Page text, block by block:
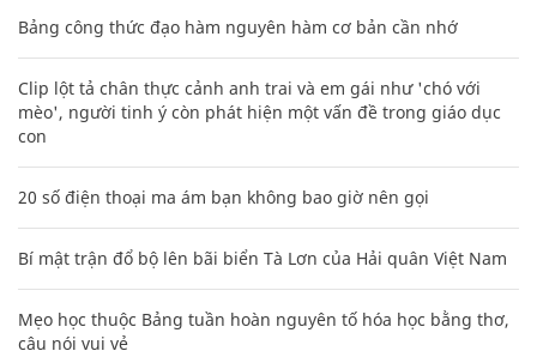
Bảng công thức đạo hàm nguyên hàm cơ bản cần nhớ
Clip lột tả chân thực cảnh anh trai và em gái như 'chó với
mèo', người tinh ý còn phát hiện một vấn đề trong giáo dục
con
20 số điện thoại ma ám bạn không bao giờ nên gọi
Bí mật trận đổ bộ lên bãi biển Tà Lơn của Hải quân Việt Nam
Mẹo học thuộc Bảng tuần hoàn nguyên tố hóa học bằng thơ,
câu nói vui vẻ